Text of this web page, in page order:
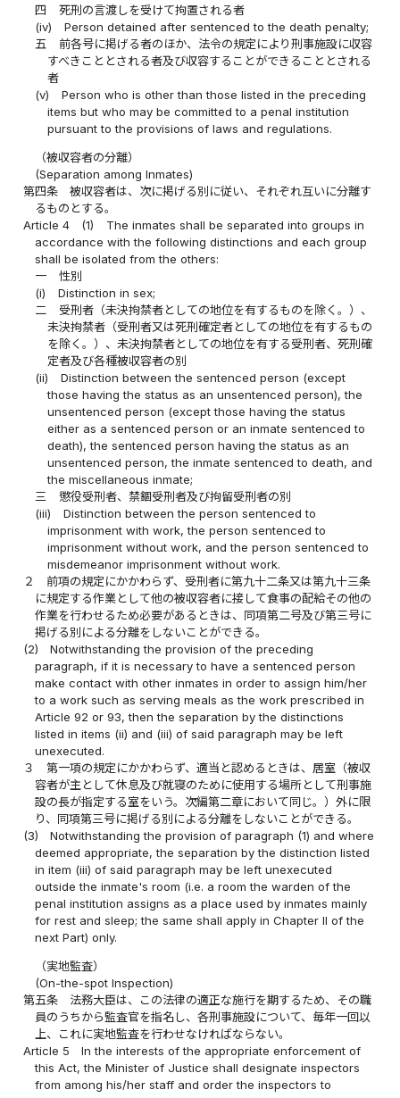
四
死刑の言渡しを受けて拘置される者
(iv)
Person detained after sentenced to the death penalty;
五
前各号に掲げる者のほか、法令の規定により刑事施設に収容
すべきこととされる者及び収容することができることとされる
者
(v)
Person who is other than those listed in the preceding
items but who may be committed to a penal institution
pursuant to the provisions of laws and regulations.
（被収容者の分離）
(Separation among Inmates)
第四条
被収容者は、次に掲げる別に従い、それぞれ互いに分離す
るものとする。
Article 4
(1)
The inmates shall be separated into groups in
accordance with the following distinctions and each group
shall be isolated from the others:
一
性別
(i)
Distinction in sex;
二
受刑者（未決拘禁者としての地位を有するものを除く。）、
未決拘禁者（受刑者又は死刑確定者としての地位を有するもの
を除く。）、未決拘禁者としての地位を有する受刑者、死刑確
定者及び各種被収容者の別
(ii)
Distinction between the sentenced person (except
those having the status as an unsentenced person), the
unsentenced person (except those having the status
either as a sentenced person or an inmate sentenced to
death), the sentenced person having the status as an
unsentenced person, the inmate sentenced to death, and
the miscellaneous inmate;
三
懲役受刑者、禁錮受刑者及び拘留受刑者の別
(iii)
Distinction between the person sentenced to
imprisonment with work, the person sentenced to
imprisonment without work, and the person sentenced to
misdemeanor imprisonment without work.
２
前項の規定にかかわらず、受刑者に第九十二条又は第九十三条
に規定する作業として他の被収容者に接して食事の配給その他の
作業を行わせるため必要があるときは、同項第二号及び第三号に
掲げる別による分離をしないことができる。
(2)
Notwithstanding the provision of the preceding
paragraph, if it is necessary to have a sentenced person
make contact with other inmates in order to assign him/her
to a work such as serving meals as the work prescribed in
Article 92 or 93, then the separation by the distinctions
listed in items (ii) and (iii) of said paragraph may be left
unexecuted.
３
第一項の規定にかかわらず、適当と認めるときは、居室（被収
容者が主として休息及び就寝のために使用する場所として刑事施
設の長が指定する室をいう。次編第二章において同じ。）外に限
り、同項第三号に掲げる別による分離をしないことができる。
(3)
Notwithstanding the provision of paragraph (1) and where
deemed appropriate, the separation by the distinction listed
in item (iii) of said paragraph may be left unexecuted
outside the inmate's room (i.e. a room the warden of the
penal institution assigns as a place used by inmates mainly
for rest and sleep; the same shall apply in Chapter II of the
next Part) only.
（実地監査）
(On-the-spot Inspection)
第五条
法務大臣は、この法律の適正な施行を期するため、その職
員のうちから監査官を指名し、各刑事施設について、毎年一回以
上、これに実地監査を行わせなければならない。
Article 5
In the interests of the appropriate enforcement of
this Act, the Minister of Justice shall designate inspectors
from among his/her staff and order the inspectors to